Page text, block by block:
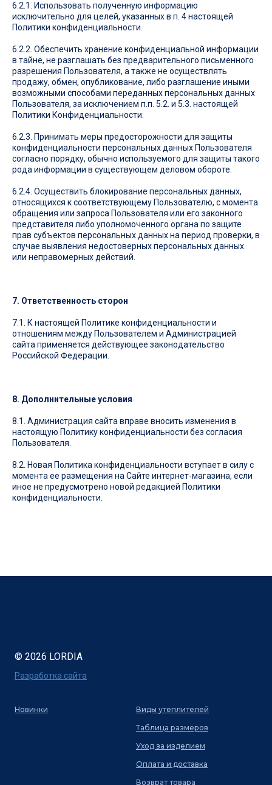
6.2.1. Использовать полученную информацию
исключительно для целей, указанных в п. 4 настоящей
Политики конфиденциальности.
6.2.2. Обеспечить хранение конфиденциальной информации
в тайне, не разглашать без предварительного письменного
разрешения Пользователя, а также не осуществлять
продажу, обмен, опубликование, либо разглашение иными
возможными способами переданных персональных данных
Пользователя, за исключением п.п. 5.2. и 5.3. настоящей
Политики Конфиденциальности.
6.2.3. Принимать меры предосторожности для защиты
конфиденциальности персональных данных Пользователя
согласно порядку, обычно используемого для защиты такого
рода информации в существующем деловом обороте.
6.2.4. Осуществить блокирование персональных данных,
относящихся к соответствующему Пользователю, с момента
обращения или запроса Пользователя или его законного
представителя либо уполномоченного органа по защите
прав субъектов персональных данных на период проверки, в
случае выявления недостоверных персональных данных
или неправомерных действий.
7. Ответственность сторон
7.1. К настоящей Политике конфиденциальности и
отношениям между Пользователем и Администрацией
сайта применяется действующее законодательство
Российской Федерации.
8. Дополнительные условия
8.1. Администрация сайта вправе вносить изменения в
настоящую Политику конфиденциальности без согласия
Пользователя.
8.2. Новая Политика конфиденциальности вступает в силу с
момента ее размещения на Сайте интернет-магазина, если
иное не предусмотрено новой редакцией Политики
конфиденциальности.
© 2026 LORDIA
Разработка сайта
Новинки
Виды утеплителей
Таблица размеров
Уход за изделием
Оплата и доставка
Возврат товара